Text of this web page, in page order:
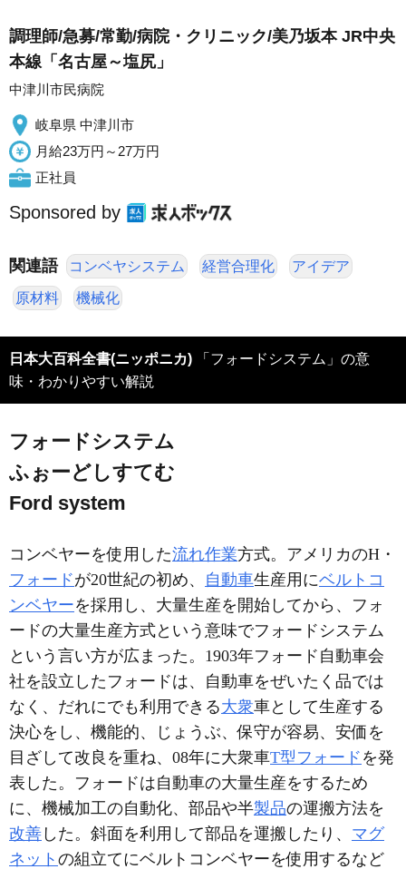
調理師/急募/常勤/病院・クリニック/美乃坂本 JR中央
本線「名古屋～塩尻」
中津川市民病院
岐阜県 中津川市
月給23万円～27万円
正社員
Sponsored by
関連語 コンベヤシステム 経営合理化 アイデア
原材料 機械化
日本大百科全書(ニッポニカ) 「フォードシステム」の意
味・わかりやすい解説
フォードシステム
ふぉーどしすてむ
Ford system
コンベヤーを使用した流れ作業方式。アメリカのH・
フォードが20世紀の初め、 自動車生産用にベルトコ
ンベヤーを採用し、大量生産を開始してから、フォ
ードの大量生産方式という意味でフォードシステム
という言い方が広まった。1903年フォード自動車会
社を設立したフォードは、自動車をぜいたく品では
なく、だれにでも利用できる大衆車として生産する
決心をし、機能的、じょうぶ、保守が容易、安価を
目ざして改良を重ね、08年に大衆車T型フォード を発
表した。フォードは自動車の大量生産をするため
に、機械加工の自動化、部品や半製品の運搬方法を
改善 した。斜面を利用して部品を運搬したり、 マグ
ネット の組立てにベルトコンベヤーを使用するなど